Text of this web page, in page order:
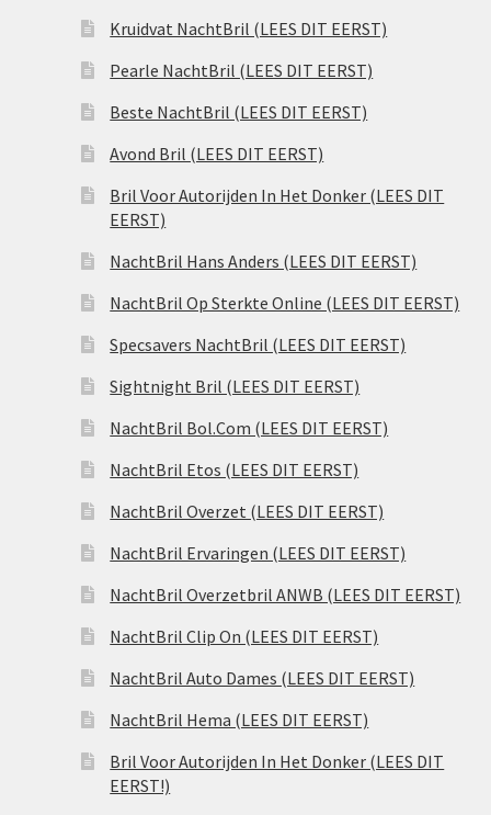
Kruidvat NachtBril (LEES DIT EERST)
Pearle NachtBril (LEES DIT EERST)
Beste NachtBril (LEES DIT EERST)
Avond Bril (LEES DIT EERST)
Bril Voor Autorijden In Het Donker (LEES DIT
EERST)
NachtBril Hans Anders (LEES DIT EERST)
NachtBril Op Sterkte Online (LEES DIT EERST)
Specsavers NachtBril (LEES DIT EERST)
Sightnight Bril (LEES DIT EERST)
NachtBril Bol.Com (LEES DIT EERST)
NachtBril Etos (LEES DIT EERST)
NachtBril Overzet (LEES DIT EERST)
NachtBril Ervaringen (LEES DIT EERST)
NachtBril Overzetbril ANWB (LEES DIT EERST)
NachtBril Clip On (LEES DIT EERST)
NachtBril Auto Dames (LEES DIT EERST)
NachtBril Hema (LEES DIT EERST)
Bril Voor Autorijden In Het Donker (LEES DIT
EERST!)